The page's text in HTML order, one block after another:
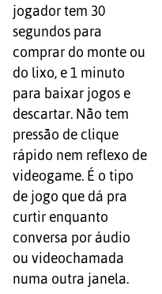
jogador tem 30
segundos para
comprar do monte ou
do lixo, e 1 minuto
para baixar jogos e
descartar. Não tem
pressão de clique
rápido nem reflexo de
videogame. É o tipo
de jogo que dá pra
curtir enquanto
conversa por áudio
ou videochamada
numa outra janela.